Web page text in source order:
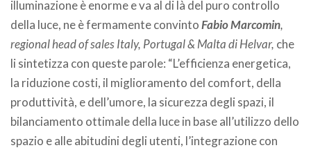
illuminazione è enorme e va al di là del puro controllo
della luce, ne è fermamente convintoFabio Marcomin,
regional head of sales Italy, Portugal & Malta di Helvar, che
li sintetizza con queste parole: “L’efficienza energetica,
la riduzione costi, il miglioramento del comfort, della
produttività, e dell’umore, la sicurezza degli spazi, il
bilanciamento ottimale della luce in base all’utilizzo dello
spazio e alle abitudini degli utenti, l’integrazione con